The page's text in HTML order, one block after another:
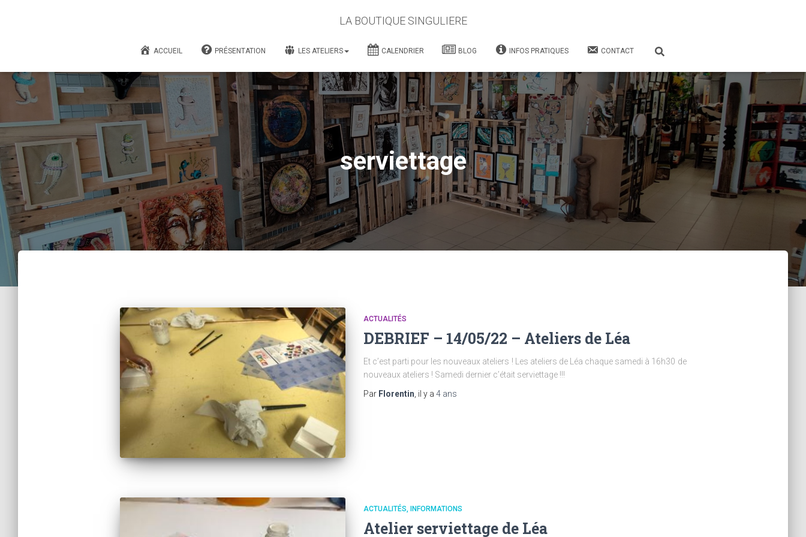
LA BOUTIQUE SINGULIERE
ACCUEIL PRÉSENTATION LES ATELIERS CALENDRIER BLOG INFOS PRATIQUES CONTACT
serviettage
ACTUALITÉS
DEBRIEF – 14/05/22 – Ateliers de Léa
Et c’est parti pour les nouveaux ateliers ! Les ateliers de Léa chaque samedi à 16h30 de
nouveaux ateliers ! Samedi dernier c’était serviettage !!!
Par Florentin , il y a 4 ans
ACTUALITÉS INFORMATIONS
Atelier serviettage de Léa